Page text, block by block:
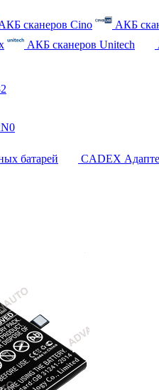
сканеров Cino АКБ
АКБ сканеров Unitech
батарей
CADEX